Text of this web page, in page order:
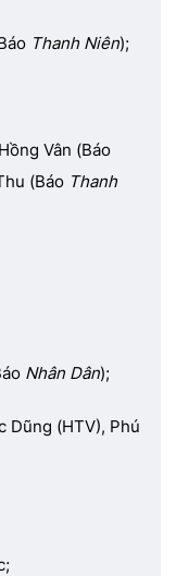
Thanh Niên);
Vân (Báo
(Báo Thanh
Nhân Dân);
Dũng (HTV), Phú